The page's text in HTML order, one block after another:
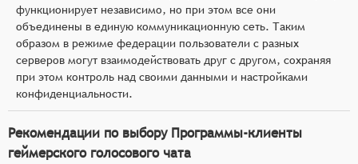
функционирует независимо, но при этом все они
объединены в единую коммуникационную сеть. Таким
образом в режиме федерации пользователи с разных
серверов могут взаимодействовать друг с другом, сохраняя
при этом контроль над своими данными и настройками
конфиденциальности.
Рекомендации по выбору Программы-клиенты
геймерского голосового чата